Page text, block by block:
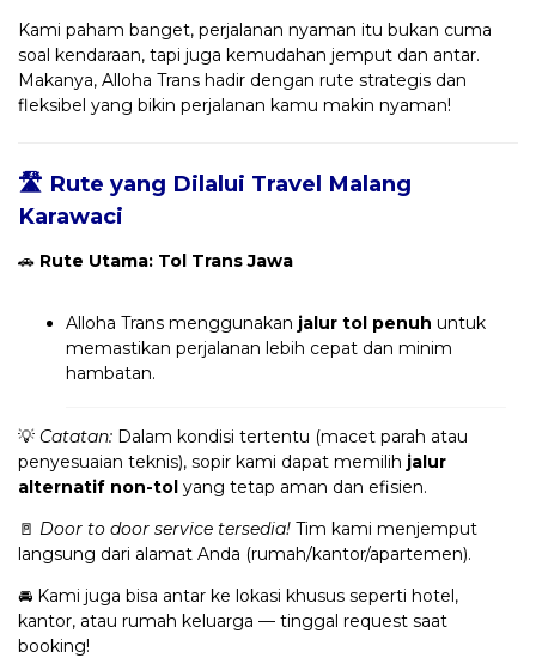
Kami paham banget, perjalanan nyaman itu bukan cuma
soal kendaraan, tapi juga kemudahan jemput dan antar.
Makanya, Alloha Trans hadir dengan rute strategis dan
fleksibel yang bikin perjalanan kamu makin nyaman!
🛣️ Rute yang Dilalui Travel Malang
Karawaci
🚗 Rute Utama: Tol Trans Jawa
Alloha Trans menggunakan jalur tol penuh untuk
memastikan perjalanan lebih cepat dan minim
hambatan.
💡 Catatan: Dalam kondisi tertentu (macet parah atau
penyesuaian teknis), sopir kami dapat memilih jalur
alternatif non-tol yang tetap aman dan efisien.
🚪 Door to door service tersedia! Tim kami menjemput
langsung dari alamat Anda (rumah/kantor/apartemen).
🚘 Kami juga bisa antar ke lokasi khusus seperti hotel,
kantor, atau rumah keluarga — tinggal request saat
booking!